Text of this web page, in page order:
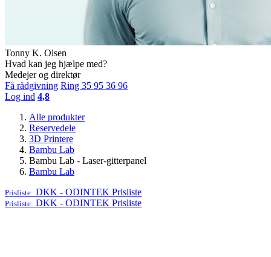
Tonny K. Olsen
Hvad kan jeg hjælpe med?
Medejer og direktør
Få rådgivning Ring 35 95 36 96
Log ind 4,8
Alle produkter
Reservedele
3D Printere
Bambu Lab
Bambu Lab - Laser-gitterpanel
Bambu Lab
Prisliste: DKK - ODINTEK Prisliste
Prisliste: DKK - ODINTEK Prisliste